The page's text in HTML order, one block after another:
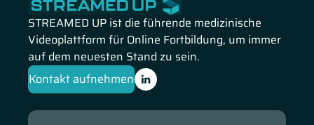
STREAMED UP ist die führende medizinische
Videoplattform für Online Fortbildung, um immer
auf dem neuesten Stand zu sein.
Kontakt aufnehmen